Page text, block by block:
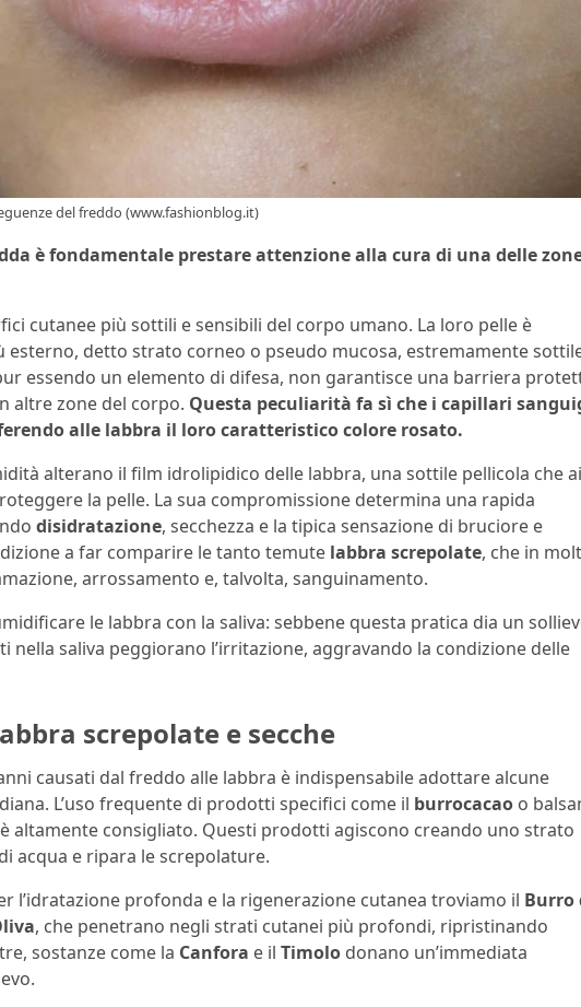
del freddo (www.fashionblog.it)
è fondamentale prestare attenzione alla cura di una delle
cutanee più sottili e sensibili del corpo umano. La loro pelle è
detto strato corneo o pseudo mucosa, estremamente
essendo un elemento di difesa, non garantisce una barriera
altre zone del corpo. Questa peculiarità fa sì che i capillari
alle labbra il loro caratteristico colore rosato.
alterano il film idrolipidico delle labbra, una sottile pellicola che
la pelle. La sua compromissione determina una rapida
disidratazione, secchezza e la tipica sensazione di bruciore e
a far comparire le tanto temute labbra screpolate, che in
arrossamento e, talvolta, sanguinamento.
le labbra con la saliva: sebbene questa pratica dia un
nella saliva peggiorano l’irritazione, aggravando la condizione delle
screpolate e secche
causati dal freddo alle labbra è indispensabile adottare alcune
L’uso frequente di prodotti specifici come il burrocacao o
altamente consigliato. Questi prodotti agiscono creando uno strato
acqua e ripara le screpolature.
l’idratazione profonda e la rigenerazione cutanea troviamo il Burro
, che penetrano negli strati cutanei più profondi, ripristinando
sostanze come la Canfora e il Timolo donano un’immediata